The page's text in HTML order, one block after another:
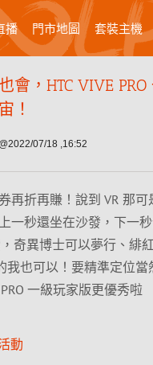
播 門市地圖 套裝主機
會，HTC VIVE PRO
！
@2022/07/18 ,16:52
再折再賺！說到 VR 那可
一秒還坐在沙發，下一
奇異博士可以夢行、緋
我也可以！要精準定位當
一級玩家版更優秀啦
動